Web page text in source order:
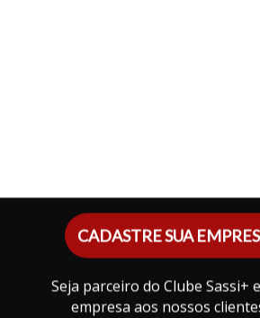
CADASTRE SUA
Seja parceiro do Clube Sassi+
empresa aos nossos
ESPAÇO GOURMET